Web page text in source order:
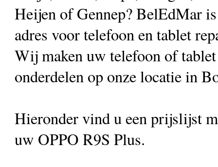
Heijen of Gennep? BelEdMar
adres voor telefoon en tablet
Wij maken uw telefoon of
onderdelen op onze locatie in
Hieronder vind u een prijslijst
uw OPPO R9S Plus.